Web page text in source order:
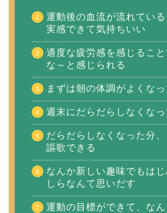
運動後の血流が流れてい
実感できて気持ちいい
適度な疲労感を感じるこ
な～と感じられる
まずは朝の体調がよくなっ
週末にだらだらしなくなっ
だらだらしなくなった分
謳歌できる
なんか新しい趣味でもは
しらなんて思いだす
運動の目標ができて、な